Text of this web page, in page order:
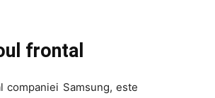
frontal
Samsung, este